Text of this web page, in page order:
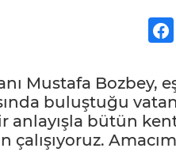
Mustafa Bozbey,
buluştuğu
anlayışla bütün